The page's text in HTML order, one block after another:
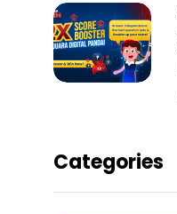
Categories